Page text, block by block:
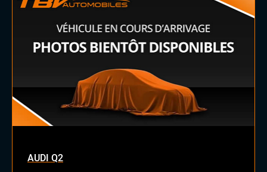
Sellerie Cuir Alcantara
Vitres électriques
Volant cuir
AUDI Q2